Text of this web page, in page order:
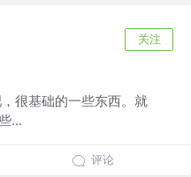
关注
很基础的一些东西。就
...
评论